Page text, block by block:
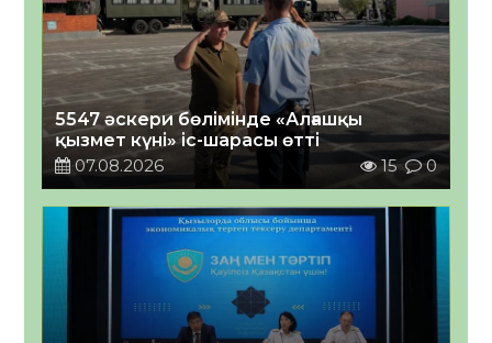
5547 әскери бөлімінде «Алғашқы
қызмет күні» іс-шарасы өтті
07.08.2026
15 0